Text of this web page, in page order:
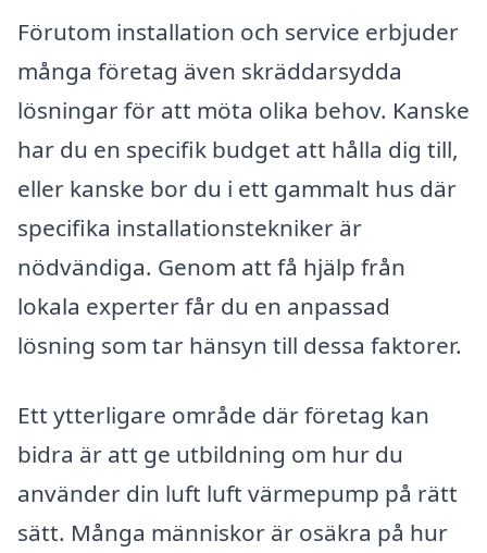
Förutom installation och service erbjuder
många företag även skräddarsydda
lösningar för att möta olika behov. Kanske
har du en specifik budget att hålla dig till,
eller kanske bor du i ett gammalt hus där
specifika installationstekniker är
nödvändiga. Genom att få hjälp från
lokala experter får du en anpassad
lösning som tar hänsyn till dessa faktorer.
Ett ytterligare område där företag kan
bidra är att ge utbildning om hur du
använder din luft luft värmepump på rätt
sätt. Många människor är osäkra på hur